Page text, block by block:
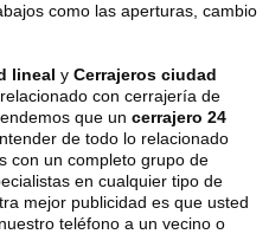
como las aperturas, cambio
lineal y Cerrajeros ciudad
relacionado con cerrajería de
que un cerrajero 24
de todo lo relacionado
con un completo grupo de
en cualquier tipo de
mejor publicidad es que usted
teléfono a un vecino o